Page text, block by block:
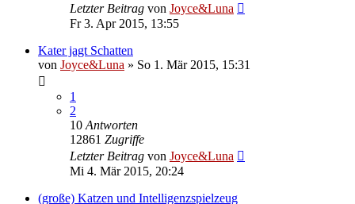
Letzter Beitrag von Joyce&Luna
Fr 3. Apr 2015, 13:55
Kater jagt Schatten
von Joyce&Luna » So 1. Mär 2015, 15:31
1
2
10 Antworten
12861 Zugriffe
Letzter Beitrag von Joyce&Luna
Mi 4. Mär 2015, 20:24
(große) Katzen und Intelligenzspielzeug